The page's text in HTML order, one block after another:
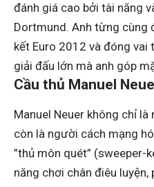
đánh giá cao bởi tài năng
Dortmund. Anh từng cùng
kết Euro 2012 và đóng
giải đấu lớn mà anh góp
Cầu thủ Manuel
Manuel Neuer không chỉ
còn là người cách mạng
”thủ môn quét” (sweeper-
năng chơi chân điêu luyện,